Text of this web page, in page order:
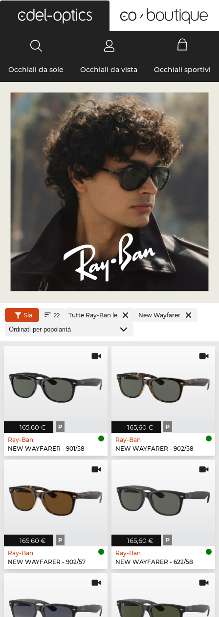
Occhiali da sole Occhiali da vista Occhiali sportivi
Sía 22 Tutte Ray-Ban le New Wayfarer
165,60 € P
Ray-Ban
NEW WAYFARER - 901/58
165,60 € P
Ray-Ban
NEW WAYFARER - 902/58
165,60 € P
Ray-Ban
NEW WAYFARER - 902/57
165,60 € P
Ray-Ban
NEW WAYFARER - 622/58